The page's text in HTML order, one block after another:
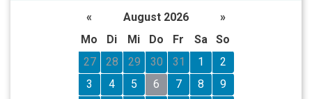
« August 2026
»
Mo
Di Mi Do Fr Sa
So
27
28 29 30 31 1
2
3
4 5 6 7 8
9